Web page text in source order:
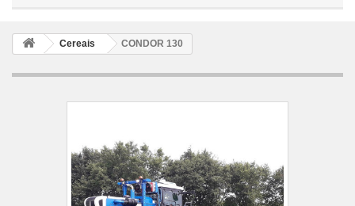
Cereais CONDOR 130